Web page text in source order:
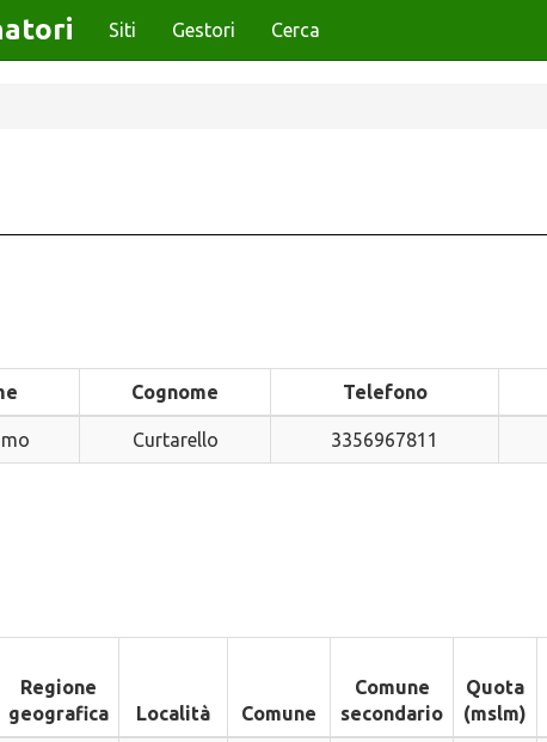
Siti Gestori Cerca
Cognome Telefono
Curtarello 3356967811
Regione
geografica
Località Comune
Comune
secondario
Quota
(mslm)